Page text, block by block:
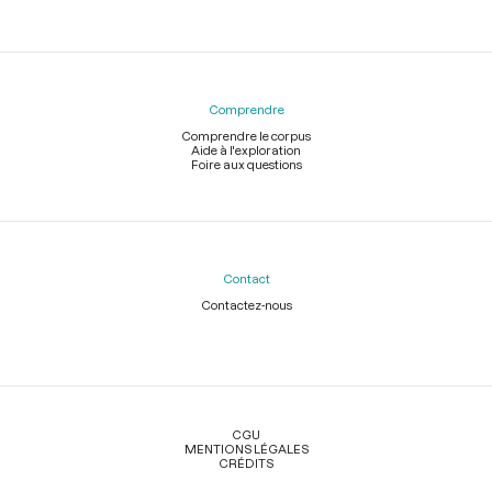
Comprendre
Comprendre le corpus
Aide à l'exploration
Foire aux questions
Contact
Contactez-nous
Légal
CGU
MENTIONS LÉGALES
CRÉDITS